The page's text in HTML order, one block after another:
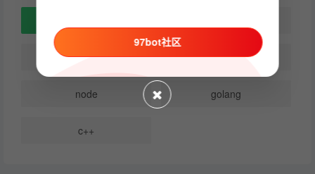
php python
node golang
c++
97bot社区